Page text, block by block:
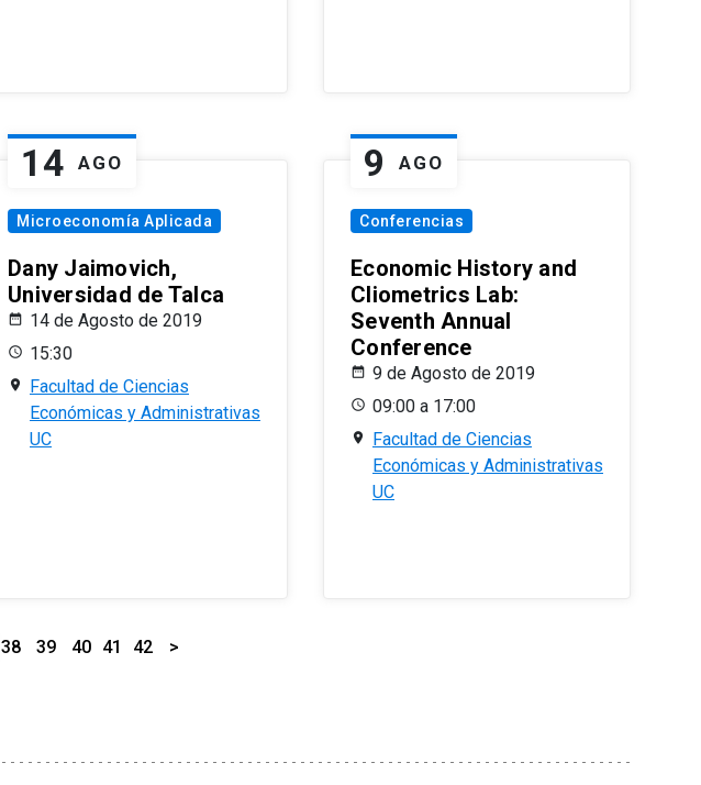
14 AGO
Microeconomía Aplicada
Dany Jaimovich,
Universidad de Talca
14 de Agosto de 2019
15:30
Facultad de Ciencias
Económicas y Administrativas
UC
9 AGO
Conferencias
Economic History and
Cliometrics Lab:
Seventh Annual
Conference
9 de Agosto de 2019
09:00 a 17:00
Facultad de Ciencias
Económicas y Administrativas
UC
38 39 40 41 42 >